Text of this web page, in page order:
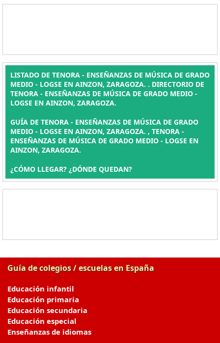
LISTADO DE TENORA - ENSEÑANZAS DE MÚSICA DE GRADO
MEDIO - LOGSE EN AINZON, ZARAGOZA. . DIRECTORIO DE
TENORA - ENSEÑANZAS DE MÚSICA DE GRADO MEDIO -
LOGSE EN AINZON, ZARAGOZA.
GUÍA DE TENORA - ENSEÑANZAS DE MÚSICA DE GRADO
MEDIO - LOGSE EN AINZON, ZARAGOZA. , TENORA -
ENSEÑANZAS DE MÚSICA DE GRADO MEDIO - LOGSE EN
AINZON, ZARAGOZA.
¿CÓMO LLEGAR? ¿DÓNDE QUEDAN?
Guía de colegios / escuelas en España
Educación infantil
Educación primaria
Educación secundaria
Educación especial
Enseñanzas de idiomas